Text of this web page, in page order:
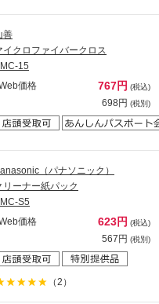
善
イクロファイバークロス
15
価格
767円 (税込)
698円 (税別)
（パナソニック）
リーナー紙パック
S5
価格
623円 (税込)
567円 (税別)
（2）